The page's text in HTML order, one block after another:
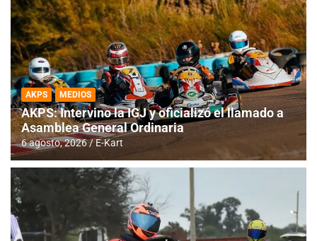
AKPS MEDIOS
AKPS: Intervino la IGJ y oficializó el llamado a
Asamblea General Ordinaria
6 agosto, 2026 E-Kart